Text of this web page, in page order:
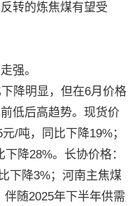
转的炼焦煤有望受
强。
降明显，但在6月价格
低后高趋势。现货价
/吨，同比下降19%；
降28%。长协价格：
下降3%；河南主焦煤
随2025年下半年供需